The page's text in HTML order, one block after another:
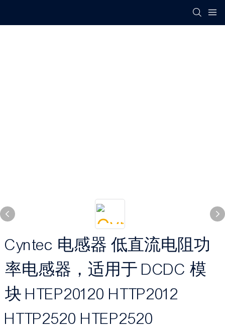
Cyntec 电感器 低直流电阻功
率电感器，适用于 DCDC 模
块 HTEP20120 HTTP2012
HTTP2520 HTEP2520